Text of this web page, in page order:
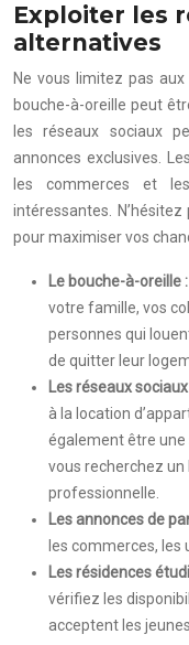
Exploiter les
alternatives
Ne vous limitez pas
bouche-à-oreille peut
les réseaux sociaux
annonces exclusives.
les commerces et
intéressantes.
pour maximiser vos
Le bouche-à-oreille :
votre famille, vos
personnes qui
de quitter leur
Les réseaux sociaux
à la location
également être
vous recherchez un
professionnelle.
Les annonces de
les commerces, les
Les résidences
vérifiez les
acceptent les